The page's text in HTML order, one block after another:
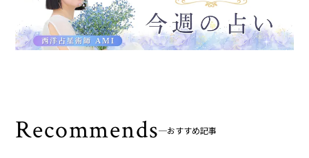
Recommends おすすめ記事